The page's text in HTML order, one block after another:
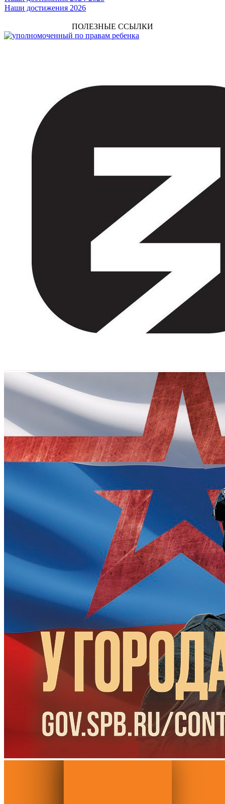
Наши достижения 2026
ПОЛЕЗНЫЕ ССЫЛКИ